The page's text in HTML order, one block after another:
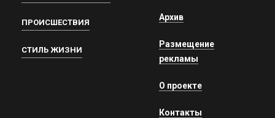
ПРОИСШЕСТВИЯ
СТИЛЬ ЖИЗНИ
Архив
Размещение
рекламы
О проекте
Контакты